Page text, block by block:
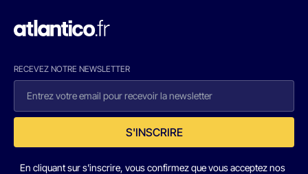
RECEVEZ NOTRE NEWSLETTER
S'INSCRIRE
En cliquant sur s'inscrire, vous confirmez que vous acceptez nos